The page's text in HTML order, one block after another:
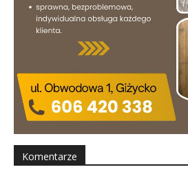
Komentarze